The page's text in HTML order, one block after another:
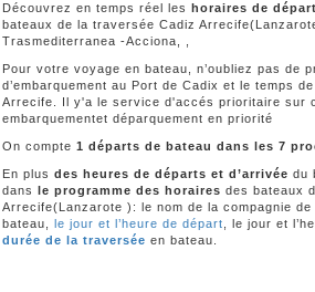
Découvrez en temps réel les horaires de
bateaux de la traversée Cadiz
Trasmediterranea -Acciona, ,
Pour votre voyage en bateau, n’oubliez pas de
d’embarquement au Port de Cadix et le temps
Arrecife. Il y'a le service d'accés prioritaire sur
embarquementet déparquement en priorité
On compte 1 départs de bateau dans les 7
En plus des heures de départs et d’arrivée du
dans le programme des horaires des bateaux
Arrecife(Lanzarote ): le nom de la compagnie
bateau, le jour et l’heure de départ , le jour et
durée de la traversée en bateau.